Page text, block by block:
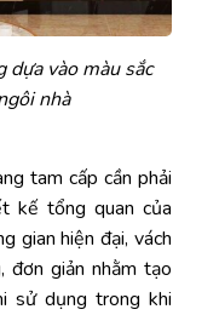
dựa vào màu sắc
nhà
tam cấp cần phải
kế tổng quan của
gian hiện đại, vách
đơn giản nhằm tạo
sử dụng trong khi